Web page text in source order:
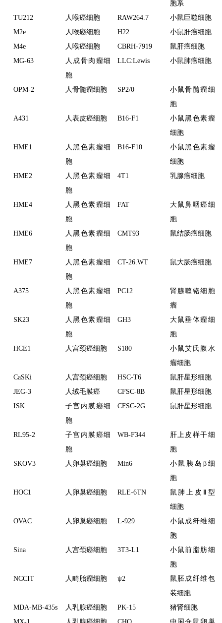
胞系
TU212
人喉癌细胞 RAW264.7
小鼠巨噬细胞
M2e
人喉癌细胞 H22
小鼠肝癌细胞
M4e
人喉癌细胞 CBRH-7919
鼠肝癌细胞
MG-63
人成骨肉瘤细
胞
LLC:Lewis 小鼠肺癌细胞
OPM-2 人骨髓瘤细胞 SP2/0
小鼠骨髓瘤细
胞
A431
人表皮癌细胞 B16-F1
小鼠黑色素瘤
细胞
HME1
人黑色素瘤细
胞
B16-F10
小鼠黑色素瘤
细胞
HME2
人黑色素瘤细
胞
4T1 乳腺癌细胞
HME4
人黑色素瘤细
胞
FAT
大鼠鼻咽癌细
胞
HME6
人黑色素瘤细
胞
CMT93 鼠结肠癌细胞
HME7
人黑色素瘤细
胞
CT-26.WT 鼠大肠癌细胞
A375
人黑色素瘤细
胞
PC12
肾腺噬铬细胞
瘤
SK23
人黑色素瘤细
胞
GH3
大鼠垂体瘤细
胞
HCE1
人宫颈癌细胞 S180
小鼠艾氏腹水
瘤细胞
CaSKi
人宫颈癌细胞 HSC-T6
鼠肝星形细胞
JEG-3
人绒毛膜癌 CFSC-8B
鼠肝星形细胞
ISK
子宫内膜癌细
胞
CFSC-2G 鼠肝星形细胞
RL95-2
子宫内膜癌细
胞
WB-F344
肝上皮样干细
胞
SKOV3
人卵巢癌细胞 Min6
小鼠胰岛β细
胞
HOC1
人卵巢癌细胞 RLE-6TN
鼠肺上皮Ⅱ型
细胞
OVAC
人卵巢癌细胞 L-929
小鼠成纤维细
胞
Sina
人宫颈癌细胞 3T3-L1
小鼠前脂肪细
胞
NCCIT
人畸胎瘤细胞 ψ2
鼠胚成纤维包
装细胞
MDA-MB-435s
人乳腺癌细胞 PK-15
猪肾细胞